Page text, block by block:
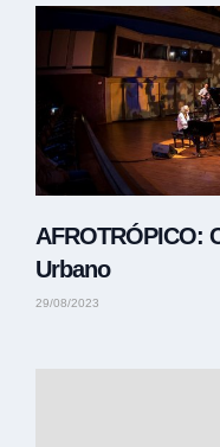
AFROTRÓPICO:
Urbano
29/08/2023